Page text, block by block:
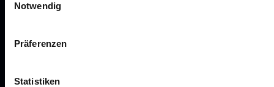
Notwendig
Präferenzen
Statistiken